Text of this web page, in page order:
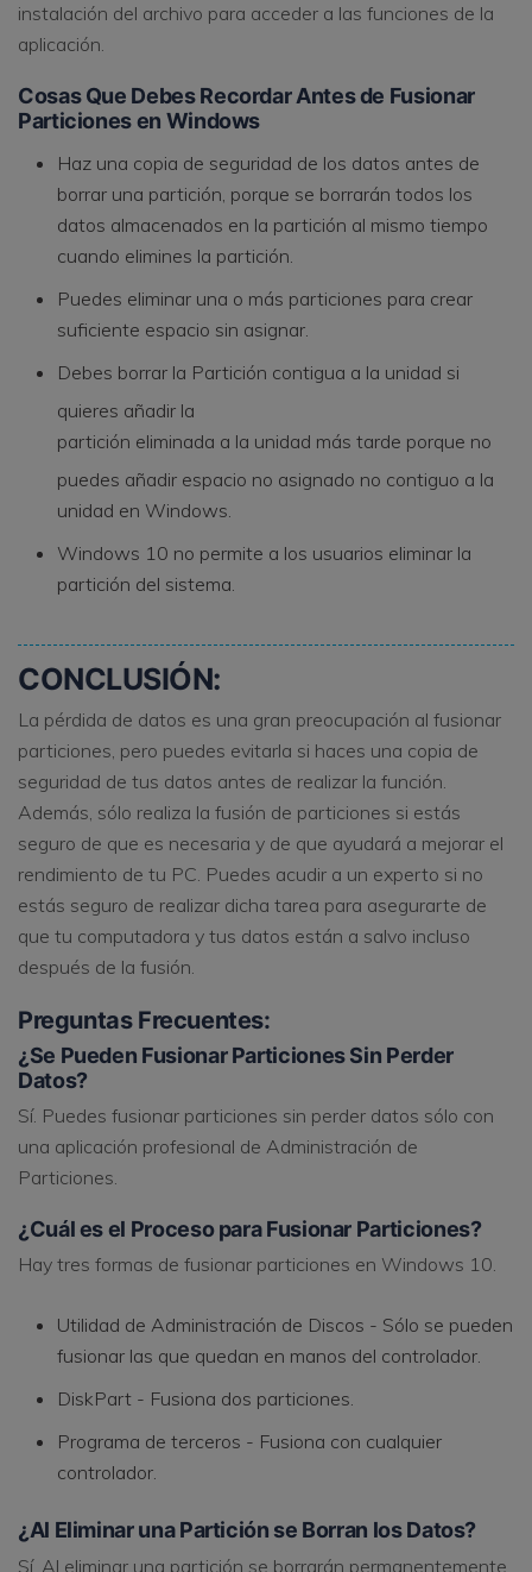
instalación del archivo para acceder a las funciones de la
aplicación.
Cosas Que Debes Recordar Antes de Fusionar
Particiones en Windows
Haz una copia de seguridad de los datos antes de
borrar una partición, porque se borrarán todos los
datos almacenados en la partición al mismo tiempo
cuando elimines la partición.
Puedes eliminar una o más particiones para crear
suficiente espacio sin asignar.
Debes borrar la Partición contigua a la unidad si
quieres añadir la
partición eliminada a la unidad más tarde porque no
puedes añadir espacio no asignado no contiguo a la
unidad en Windows.
Windows 10 no permite a los usuarios eliminar la
partición del sistema.
CONCLUSIÓN:
La pérdida de datos es una gran preocupación al fusionar
particiones, pero puedes evitarla si haces una copia de
seguridad de tus datos antes de realizar la función.
Además, sólo realiza la fusión de particiones si estás
seguro de que es necesaria y de que ayudará a mejorar el
rendimiento de tu PC. Puedes acudir a un experto si no
estás seguro de realizar dicha tarea para asegurarte de
que tu computadora y tus datos están a salvo incluso
después de la fusión.
Preguntas Frecuentes:
¿Se Pueden Fusionar Particiones Sin Perder
Datos?
Sí. Puedes fusionar particiones sin perder datos sólo con
una aplicación profesional de Administración de
Particiones.
¿Cuál es el Proceso para Fusionar Particiones?
Hay tres formas de fusionar particiones en Windows 10.
Utilidad de Administración de Discos - Sólo se pueden
fusionar las que quedan en manos del controlador.
DiskPart - Fusiona dos particiones.
Programa de terceros - Fusiona con cualquier
controlador.
¿Al Eliminar una Partición se Borran los Datos?
Sí. Al eliminar una partición se borrarán permanentemente